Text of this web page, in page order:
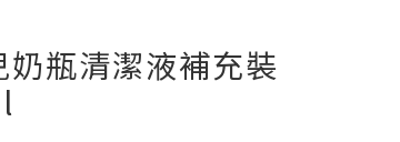
奶瓶清潔液補充裝